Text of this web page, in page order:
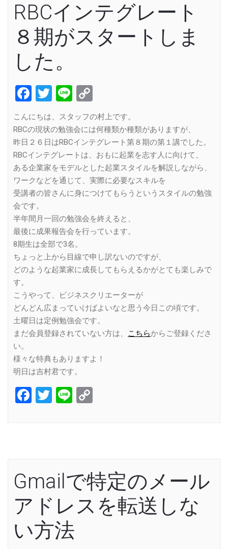
RBCインテグレート
８期がスタートしま
した。
Facebook
Twitter
Line
Link
こんにちは、スタッフの村上です。
RBCの現状の勉強会には何種類か種類がありますが、
昨日２６日はRBCインテグレート第８期の第１講でした。
RBCインテグレートは、おもに起業を志す人に向けて、
ある企業家をモデルとした起業スタイルを解説しながら、
ワークなどを通じて、実際に必要なスキルを
受講者の皆さんに身につけてもらうというスタイルの勉強
会です。
半年間月一回の勉強会を終えると、
最後に成果報告会を行っています。
8期生は全部で3名。
ちょっと上から目線で申し訳ないのですが、
どのような起業家に成長してもらえるかがとても楽しみで
す。
こうやって、ビジネスクリエーターが
どんどん広まっていけばよいなと思う今日この頃です。
土曜日は定例勉強会です。
まだ会員登録されていない方は、
こちらからご登録くださ
い。
様々な特典もありますよ！
明日は吉村君です。
Facebook
Twitter
Line
Gmailで特定のメール
アドレスを転送しな
い方法